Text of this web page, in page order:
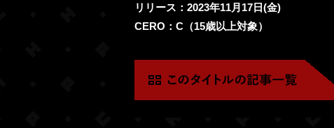
リリース：2023年11月17日(金)
CERO：C（15歳以上対象）